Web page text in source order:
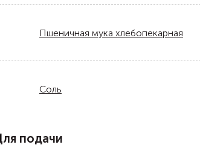
Пшеничная мука хлебопекарная
Соль
подачи